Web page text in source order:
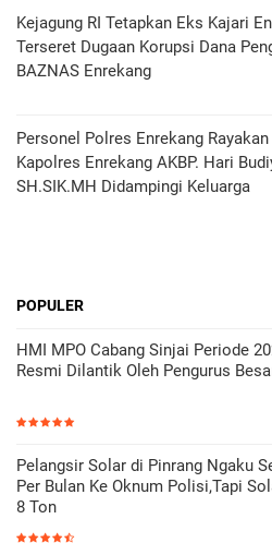
Kejagung RI Tetapkan Eks Kajari
Terseret Dugaan Korupsi Dana
BAZNAS Enrekang
Personel Polres Enrekang
Kapolres Enrekang AKBP. Hari
SH.SIK.MH Didampingi Keluarga
POPULER
HMI MPO Cabang Sinjai Periode
Resmi Dilantik Oleh Pengurus
Pelangsir Solar di Pinrang Ngaku
Per Bulan Ke Oknum Polisi,Tapi
8 Ton